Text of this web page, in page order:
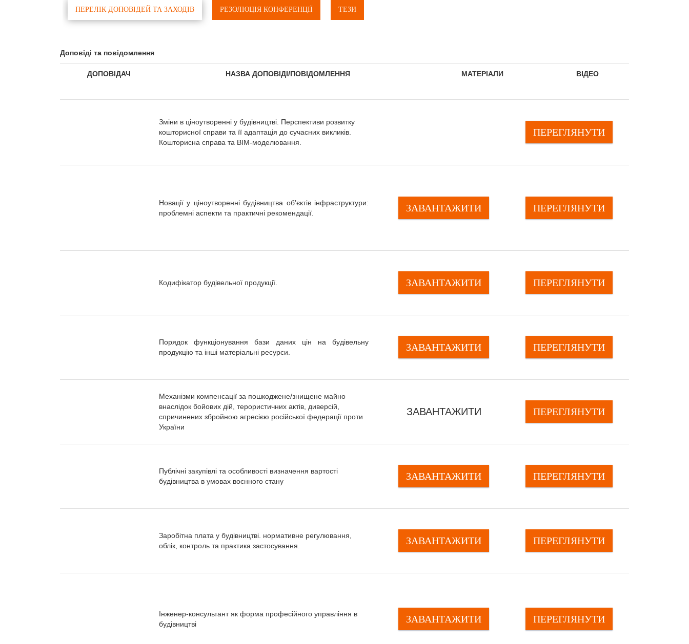
ПЕРЕЛІК ДОПОВІДЕЙ ТА ЗАХОДІВ РЕЗОЛЮЦІЯ КОНФЕРЕНЦІЇ ТЕЗИ
Доповіді та повідомлення
ДОПОВІДАЧ НАЗВА ДОПОВІДІ/ПОВІДОМЛЕННЯ МАТЕРІАЛИ ВІДЕО
Зміни в ціноутворенні у будівництві. Перспективи розвитку
кошторисної справи та її адаптація до сучасних викликів.
Кошторисна справа та BIM-моделювання.
ПЕРЕГЛЯНУTИ
Новації у ціноутворенні будівництва об’єктів інфраструктури:
проблемні аспекти та практичні рекомендації.
ЗАВАНТАЖИТИ ПЕРЕГЛЯНУTИ
Кодифікатор будівельної продукції. ЗАВАНТАЖИТИ ПЕРЕГЛЯНУTИ
Порядок функціонування бази даних цін на будівельну
продукцію та інші матеріальні ресурси.
ЗАВАНТАЖИТИ ПЕРЕГЛЯНУTИ
Механізми компенсації за пошкоджене/знищене майно
внаслідок бойових дій, терористичних актів, диверсій,
спричинених збройною агресією російської федерації проти
України
ЗАВАНТАЖИТИ ПЕРЕГЛЯНУTИ
Публічні закупівлі та особливості визначення вартості
будівництва в умовах воєнного стану
ЗАВАНТАЖИТИ ПЕРЕГЛЯНУTИ
Заробітна плата у будівництві. нормативне регулювання,
облік, контроль та практика застосування.
ЗАВАНТАЖИТИ ПЕРЕГЛЯНУTИ
Інженер-консультант як форма професійного управління в
будівництві
ЗАВАНТАЖИТИ ПЕРЕГЛЯНУTИ